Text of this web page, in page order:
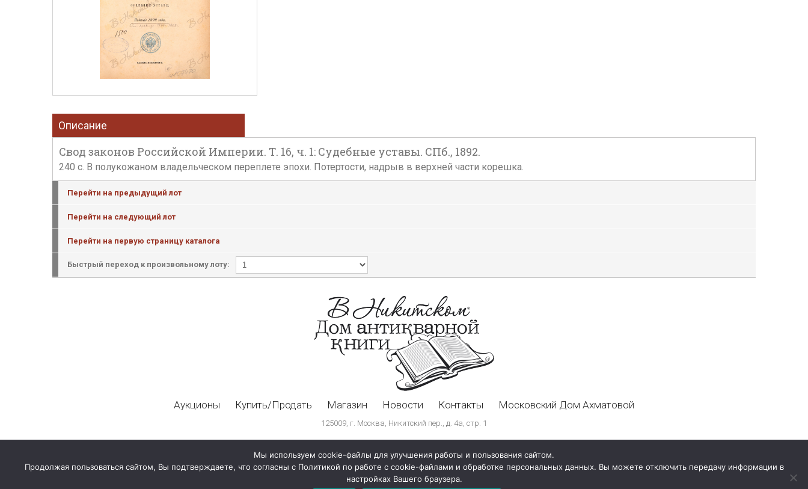
Описание
Свод законов Российской Империи. Т. 16, ч. 1: Судебные уставы. СПб., 1892.
240 с. В полукожаном владельческом переплете эпохи. Потертости, надрыв в верхней части корешка.
Перейти на предыдущий лот
Перейти на следующий лот
Перейти на первую страницу каталога
Быстрый переход к произвольному лоту:
Аукционы Купить/Продать Магазин Новости Контакты Московский Дом Ахматовой
125009, г. Москва, Никитский пер., д. 4а, стр. 1
Мы используем cookie-файлы для улучшения работы и пользования сайтом.
Продолжая пользоваться сайтом, Вы подтверждаете, что согласны с Политикой по работе с cookie-файлами и обработке персональных данных. Вы можете отключить передачу информации в
настройках Вашего браузера.